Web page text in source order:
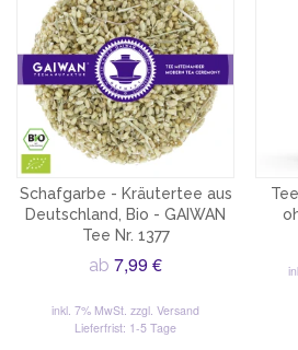
Schafgarbe - Kräutertee aus
Deutschland, Bio - GAIWAN
Tee Nr. 1377
ab7,99 €
inkl. 7% MwSt.zzgl. Versand
Lieferfrist: 1-5 Tage